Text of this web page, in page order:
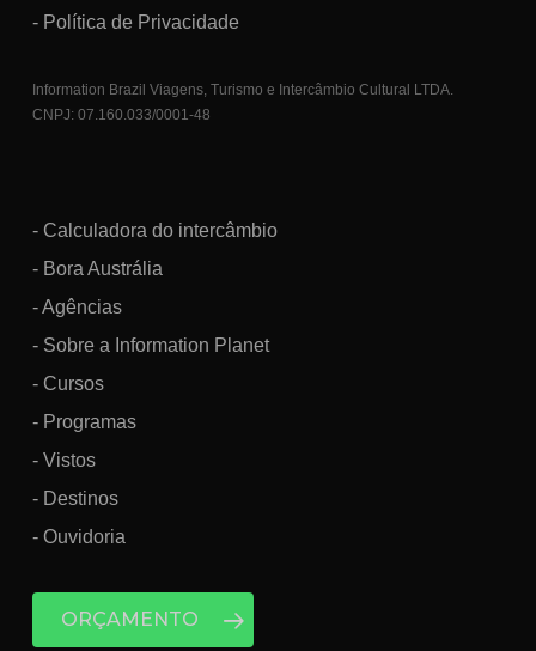
- Política de Privacidade
Information Brazil Viagens, Turismo e Intercâmbio Cultural LTDA.
CNPJ: 07.160.033/0001-48
- Calculadora do intercâmbio
- Bora Austrália
- Agências
- Sobre a Information Planet
- Cursos
- Programas
- Vistos
- Destinos
- Ouvidoria
ORÇAMENTO